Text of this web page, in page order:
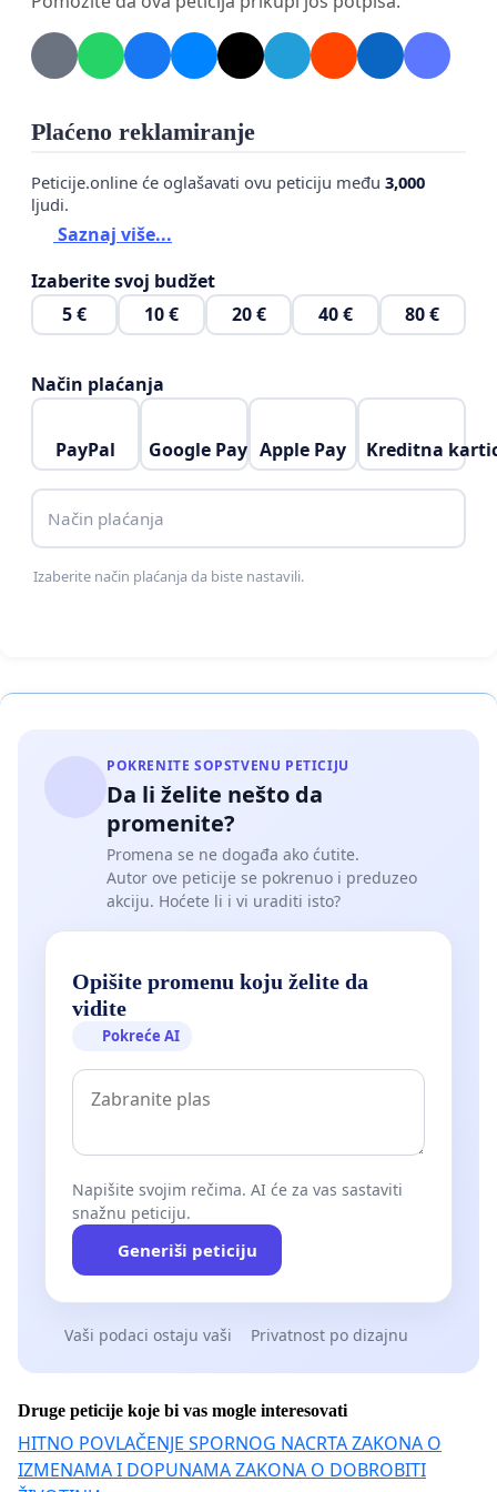
Plaćeno reklamiranje
Peticije.online će oglašavati ovu peticiju među 3,000
ljudi.
Saznaj više...
Izaberite svoj budžet
5 €
10 € 20 € 40 € 80 €
Način plaćanja
PayPal Google Pay Apple Pay Kreditna
Način plaćanja
Izaberite način plaćanja da biste nastavili.
POKRENITE SOPSTVENU PETICIJU
Da li želite nešto da
promenite?
Promena se ne događa ako ćutite.
Autor ove peticije se pokrenuo i preduzeo
akciju. Hoćete li i vi uraditi isto?
Opišite promenu koju želite da
vidite
Pokreće AI
Napišite svojim rečima. AI će za vas sastaviti
snažnu peticiju.
Generiši peticiju
Vaši podaci ostaju vaši Privatnost po dizajnu
Druge peticije koje bi vas mogle interesovati
HITNO POVLAČENJE SPORNOG NACRTA ZAKONA O
IZMENAMA I DOPUNAMA ZAKONA O DOBROBITI